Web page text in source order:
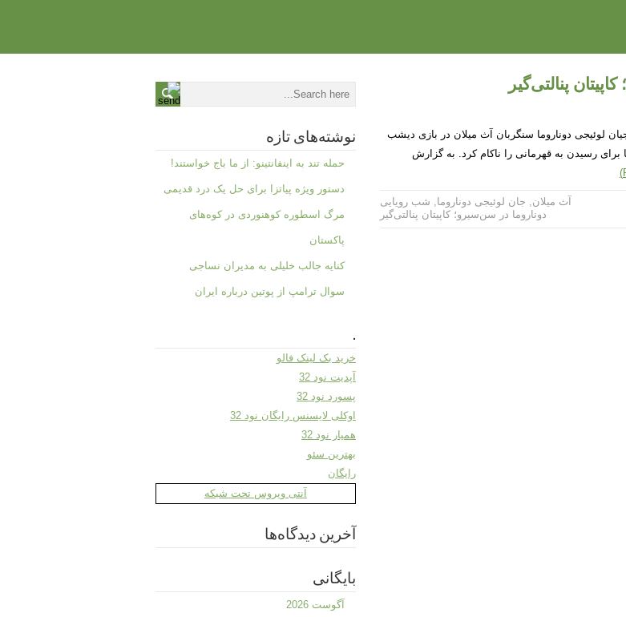
پنالتی‌گیر
لوئیجی دوناروما سنگربان آث میلان در بازی دیشب
برای رسیدن به قهرمانی را ناکام کرد. به گزارش
آث میلان, جان لوئیجی دوناروما, شب رویایی
دوناروما در سن‌سیرو؛ کاپیتان پنالتی‌گیر
نوشته‌های تازه
حمله تند به اینفانتینو: از ما باج خواستند!
دستور ویژه پیاتزا برای حل یک درد قدیمی
مرگ اسطوره کوهنوردی در کوه‌های
پاکستان
کنایه جالب خلیلی به مدیران نساجی
سوال ترامپ از پوتین درباره ایران
.
خرید بک لینک فالو
آپدیت نود 32
پسورد نود 32
اوکلی لایسنس رایگان نود 32
همیار نود 32
بهترین سئو
رایگان
آنتی ویروس تحت شبکه
آخرین دیدگاه‌ها
بایگانی
آگوست 2026